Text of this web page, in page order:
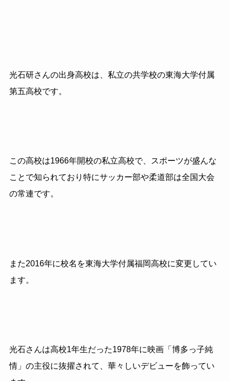
光石研さんの出身高校は、私立の共学校の東海大学付属
第五高校です。
この高校は1966年開校の私立高校で、スポーツが盛んな
ことで知られており 特にサッカー部や柔道部は全国大会
の常連です。
また2016年に校名を東海大学付属福岡高校に変更してい
ます。
光石さんは高校1年生だった1978年に映画「博多っ子純
情」の主役に抜擢されて、華々しいデビューを飾ってい